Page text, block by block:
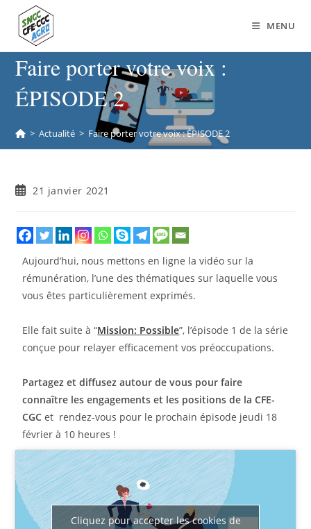
MENU
Faire porter votre voix :
ÉPISODE 2
> Actualité > Faire porter votre voix : ÉPISODE 2
21 janvier 2021
Aujourd’hui, nous mettons en ligne la vidéo sur la
rémunération, l’une des thématiques sur laquelle vous
vous êtes particulièrement exprimés.
Elle fait suite à “Mission: Possible”, l’épisode 1 de la série
conçue pour relayer efficacement vos préoccupations.
Partagez et diffusez autour de vous pour faire
connaître les engagements et les positions de la CFE-
CGC et rendez-vous pour le prochain épisode jeudi 18
février à 10 heures !
Cliquez pour accepter les cookies de